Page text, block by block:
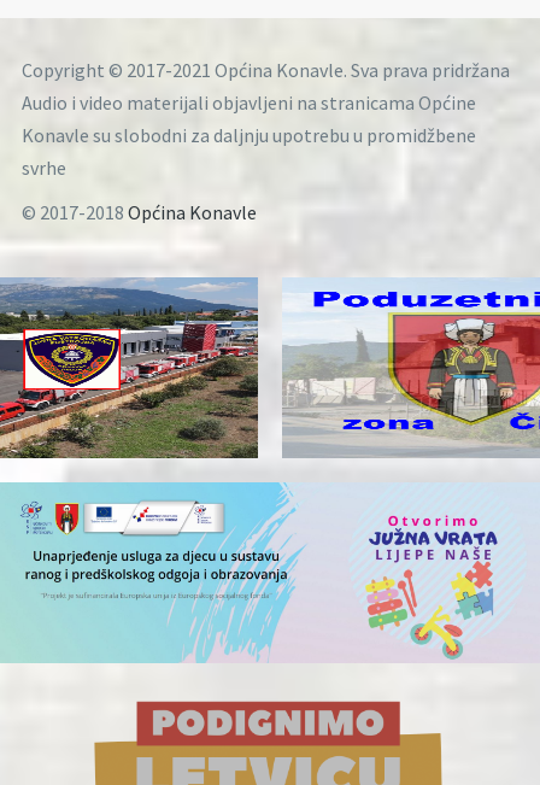
Copyright © 2017-2021 Općina Konavle. Sva prava pridržana
Audio i video materijali objavljeni na stranicama Općine
Konavle su slobodni za daljnju upotrebu u promidžbene
svrhe
© 2017-2018 Općina Konavle